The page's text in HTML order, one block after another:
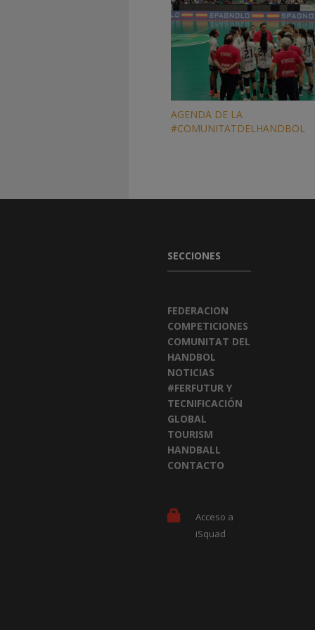
AGENDA DE LA
#COMUNITATDELHANDBOL
SECCIONES
FEDERACION
COMPETICIONES
COMUNITAT DEL
HANDBOL
NOTICIAS
#FERFUTUR Y
TECNIFICACIÓN
GLOBAL
TOURISM
HANDBALL
CONTACTO
Acceso a
iSquad